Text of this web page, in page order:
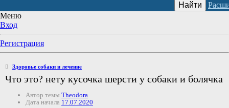
Найти
Меню
Вход
Регистрация
Здоровье собаки и лечение
Что это? нету кусочка шерсти у собаки и болячка
Автор темы Theodora
Дата начала 17.07.2020